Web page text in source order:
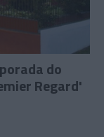
do
Regard'